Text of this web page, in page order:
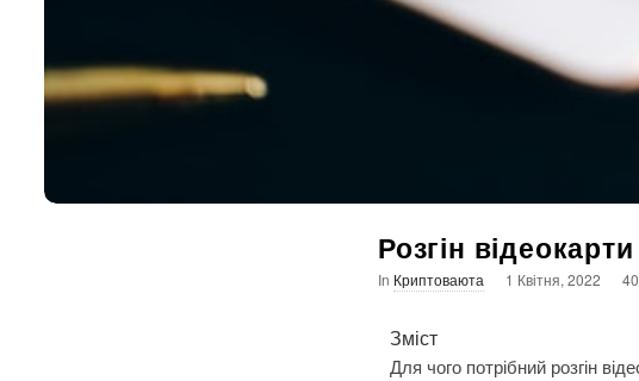
Розгін
In Криптоваюта 1 Квітня, 2022
Зміст
Для чого потрібний розгін